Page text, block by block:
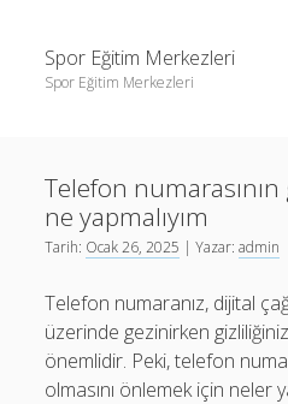
Spor Eğitim Merkezleri
Spor Eğitim Merkezleri
Sayfa Listesi
Şifresiz Instagram Beğeni Arttırma
Liste
Şifresiz Instagram Beğeni
Tiktok Yorum Yükleme Bedava
Telefon
ne yapmalıyım
Tarih: Ocak 26, 2025 | Yazar:admin
Telefon numaranız, dijital
üzerinde gezinirken
önemlidir. Peki, telefon
olmasını önlemek için neler